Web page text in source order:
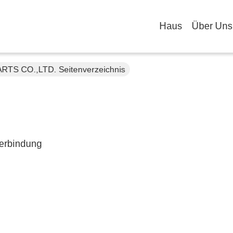
Haus Über Uns
CO.,LTD. Seitenverzeichnis